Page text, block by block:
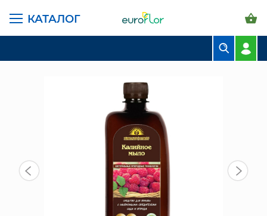
КАТАЛОГ
ЦВЕТЫ В ПАЧКАХ
СВАДЕБНАЯ ФЛОРИСТИКА
КОМНАТНЫЕ РАСТЕНИЯ
ГОРШКИ И КАШПО
ГРУНТЫ И УДОБРЕНИЯ
ГЛАВНАЯ СТРАНИЦА КАТАЛОГ
ГРУНТЫ И УДОБРЕНИЯ